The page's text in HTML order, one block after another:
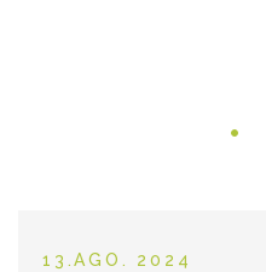
POSTED ON
13.AGO. 2024